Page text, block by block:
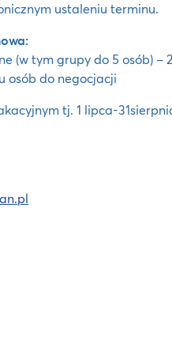
ustaleniu terminu.
(w tym grupy do 5 osób) –
osób do negocjacji
tj. 1 lipca-